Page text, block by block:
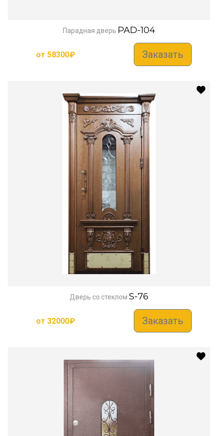
Парадная дверь PAD-104
от 58300₽ Заказать
Дверь со стеклом S-76
от 32000₽ Заказать